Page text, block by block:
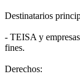
Destinatarios
- TEISA y
fines.
Derechos: